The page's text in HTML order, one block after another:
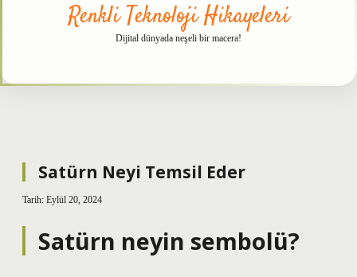
Renkli Teknoloji Hikayeleri
Dijital dünyada neşeli bir macera!
Satürn Neyi Temsil Eder
Tarih: Eylül 20, 2024
Satürn neyin sembolü?